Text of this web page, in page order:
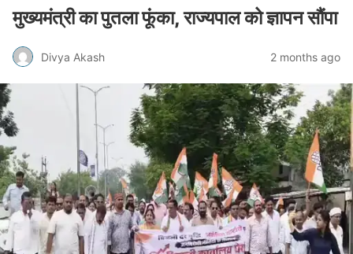
मुख्यमंत्री का पुतला फूंका, राज्यपाल को ज्ञापन सौंपा
Divya Akash 2 months ago